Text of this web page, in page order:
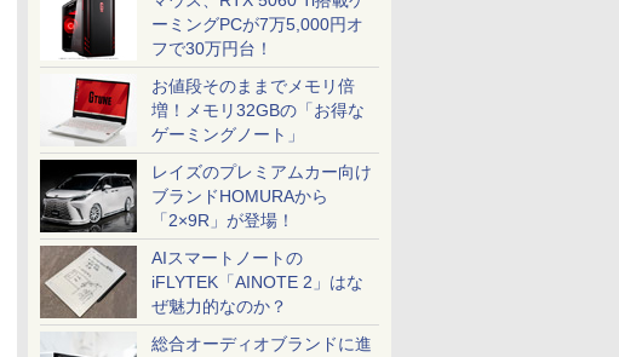
ーミングPCが7万5,000円オ
フで30万円台！
お値段そのままでメモリ倍
増！メモリ32GBの「お得な
ゲーミングノート」
レイズのプレミアムカー向け
ブランドHOMURAから
「2×9R」が登場！
AIスマートノートの
iFLYTEK「AINOTE 2」はな
ぜ魅力的なのか？
総合オーディオブランドに進